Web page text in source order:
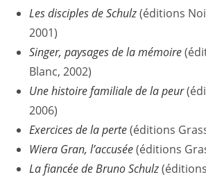
Les disciples de Schulz(éditions
2001)
Singer, paysages de la mémoire
Blanc, 2002)
Une histoire familiale de la peur
2006)
Exercices de la perte(éditions
Wiera Gran, l’accusée(éditions
La fiancée de Bruno Schulz